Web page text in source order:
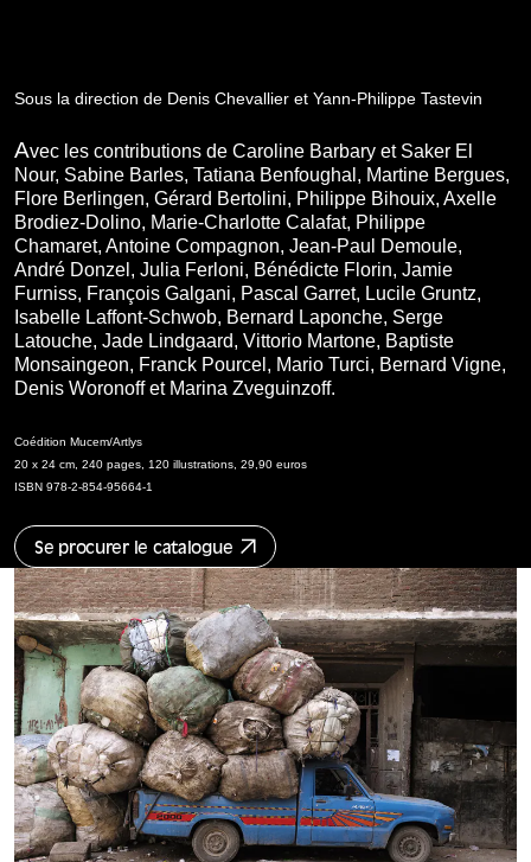
Sous la direction de Denis Chevallier et Yann-Philippe Tastevin
Avec les contributions de Caroline Barbary et Saker El
Nour, Sabine Barles, Tatiana Benfoughal, Martine Bergues,
Flore Berlingen, Gérard Bertolini, Philippe Bihouix, Axelle
Brodiez-Dolino, Marie-Charlotte Calafat, Philippe
Chamaret, Antoine Compagnon, Jean-Paul Demoule,
André Donzel, Julia Ferloni, Bénédicte Florin, Jamie
Furniss, François Galgani, Pascal Garret, Lucile Gruntz,
Isabelle Laffont-Schwob, Bernard Laponche, Serge
Latouche, Jade Lindgaard, Vittorio Martone, Baptiste
Monsaingeon, Franck Pourcel, Mario Turci, Bernard Vigne,
Denis Woronoff et Marina Zveguinzoff.
Coédition Mucem/Artlys
20 x 24 cm, 240 pages, 120 illustrations, 29,90 euros
ISBN 978-2-854-95664-1
Se procurer le catalogue